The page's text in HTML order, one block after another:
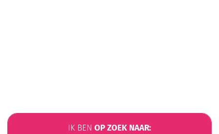
IK BEN OP ZOEK NAAR: